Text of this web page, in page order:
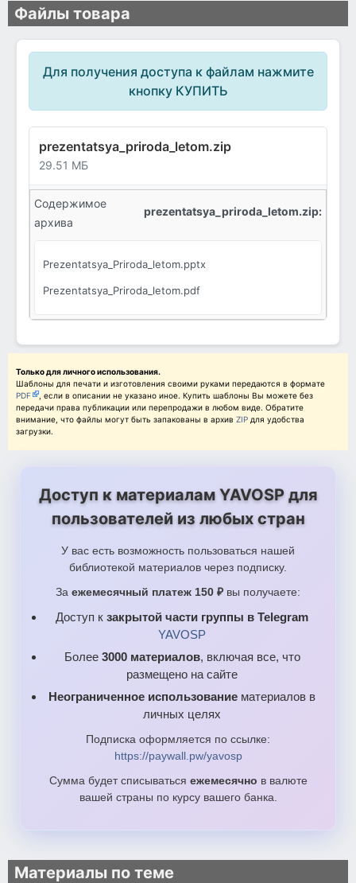
Файлы товара
Для получения доступа к файлам нажмите
кнопку КУПИТЬ
prezentatsya_priroda_letom.zip
29.51 МБ
Содержимое
архива
prezentatsya_priroda_letom.zip:
Prezentatsya_Priroda_letom.pptx
Prezentatsya_Priroda_letom.pdf
Только для личного использования.
Шаблоны для печати и изготовления своими руками передаются в формате
PDF
, если в описании не указано иное. Купить шаблоны Вы можете без
передачи права публикации или перепродажи в любом виде. Обратите
внимание, что файлы могут быть запакованы в архив ZIP для удобства
загрузки.
Доступ к материалам YAVOSP для
пользователей из любых стран
У вас есть возможность пользоваться нашей
библиотекой материалов через подписку.
За ежемесячный платеж 150 ₽ вы получаете:
Доступ к закрытой части группы в Telegram
YAVOSP
Более 3000 материалов, включая все, что
размещено на сайте
Неограниченное использование материалов в
личных целях
Подписка оформляется по ссылке:
https://paywall.pw/yavosp
Сумма будет списываться ежемесячно в валюте
вашей страны по курсу вашего банка.
Материалы по теме